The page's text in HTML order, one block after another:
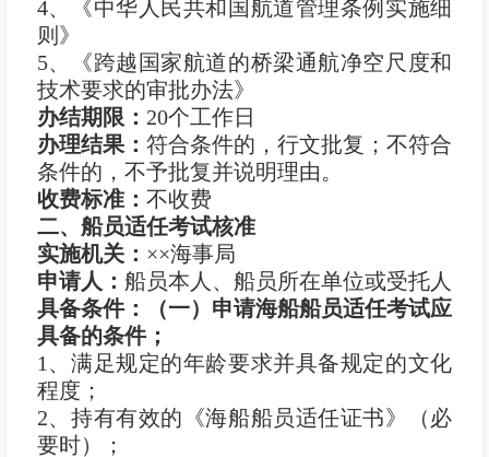
4、《中华人民共和国航道管理条例实施细
则》
5、《跨越国家航道的桥梁通航净空尺度和
技术要求的审批办法》
办结期限： 20个工作日
办理结果： 符合条件的，行文批复；不符合
条件的，不予批复并说明理由。
收费标准： 不收费
二、船员适任考试核准
实施机关： ××海事局
申请人： 船员本人、船员所在单位或受托人
具备条件：（一）申请海船船员适任考试应
具备的条件；
1、满足规定的年龄要求并具备规定的文化
程度；
2、持有有效的《海船船员适任证书》（必
要时）；